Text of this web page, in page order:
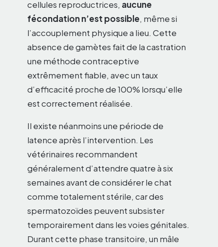
cellules reproductrices, aucune
fécondation n’est possible, même si
l’accouplement physique a lieu. Cette
absence de gamètes fait de la castration
une méthode contraceptive
extrêmement fiable, avec un taux
d’efficacité proche de 100% lorsqu’elle
est correctement réalisée.
Il existe néanmoins une période de
latence après l’intervention. Les
vétérinaires recommandent
généralement d’attendre quatre à six
semaines avant de considérer le chat
comme totalement stérile, car des
spermatozoïdes peuvent subsister
temporairement dans les voies génitales.
Durant cette phase transitoire, un mâle